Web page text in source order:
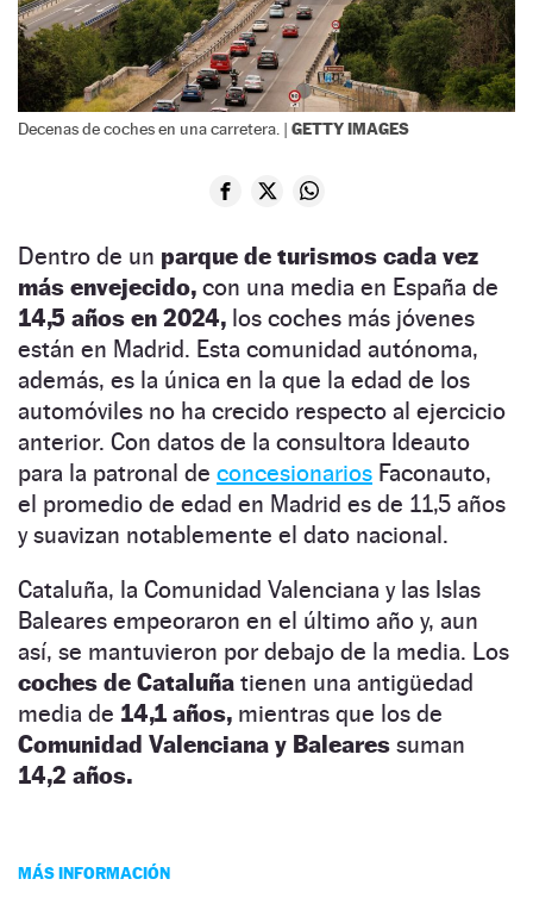
Decenas de coches en una carretera. | GETTY IMAGES
Dentro de un parque de turismos cada vez
más envejecido, con una media en España de
14,5 años en 2024, los coches más jóvenes
están en Madrid. Esta comunidad autónoma,
además, es la única en la que la edad de los
automóviles no ha crecido respecto al ejercicio
anterior. Con datos de la consultora Ideauto
para la patronal de concesionarios Faconauto,
el promedio de edad en Madrid es de 11,5 años
y suavizan notablemente el dato nacional.
Cataluña, la Comunidad Valenciana y las Islas
Baleares empeoraron en el último año y, aun
así, se mantuvieron por debajo de la media. Los
coches de Cataluña tienen una antigüedad
media de 14,1 años, mientras que los de
Comunidad Valenciana y Baleares suman
14,2 años.
MÁS INFORMACIÓN